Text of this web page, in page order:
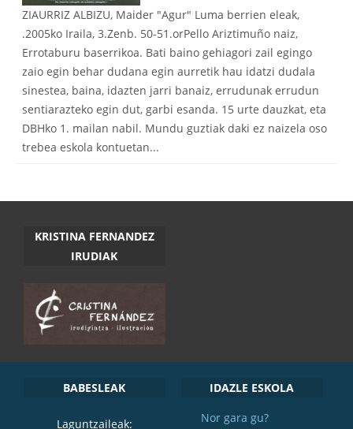
ZIAURRIZ ALBIZU, Maider "Agur" Luma berrien eleak,
.2005ko Iraila, 3.Zenb. 50-51.orPello Ariztimuño naiz,
Errotaburu baserrikoa. Bati baino gehiagori zail egingo
zaio egin behar dudana egin aurretik hau idatzi dudala
sinestea, baina, idazten jarri banaiz, errudunak errudun
sentiarazteko egin dut, garbi esanda. 15 urte dauzkat, eta
DBHko 1. mailan nabil. Mundu guztiak daki ez naizela oso
trebea eskola kontuetan...
KRISTINA FERNANDEZ
IRUDIAK
BABESLEAK
Laguntzaileak:
IDAZLE ESKOLA
Nor gara gu?